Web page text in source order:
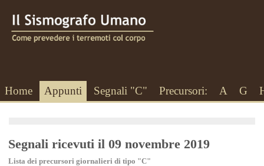
Home Appunti Segnali "C" Precursori: A G
Segnali ricevuti il 09 novembre 2019
Lista dei precursori giornalieri di tipo "C"